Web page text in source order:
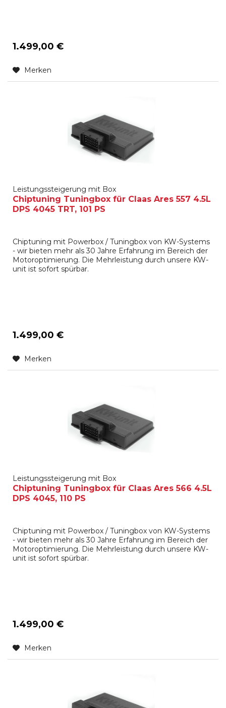
1.499,00 €
Merken
Leistungssteigerung mit Box
Chiptuning Tuningbox für Claas Ares 557 4.5L
DPS 4045 TRT, 101 PS
Chiptuning mit Powerbox / Tuningbox von KW-Systems
- wir bieten mehr als 30 Jahre Erfahrung im Bereich der
Motoroptimierung. Die Mehrleistung durch unsere KW-
unit ist sofort spürbar.
1.499,00 €
Merken
Leistungssteigerung mit Box
Chiptuning Tuningbox für Claas Ares 566 4.5L
DPS 4045, 110 PS
Chiptuning mit Powerbox / Tuningbox von KW-Systems
- wir bieten mehr als 30 Jahre Erfahrung im Bereich der
Motoroptimierung. Die Mehrleistung durch unsere KW-
unit ist sofort spürbar.
1.499,00 €
Merken